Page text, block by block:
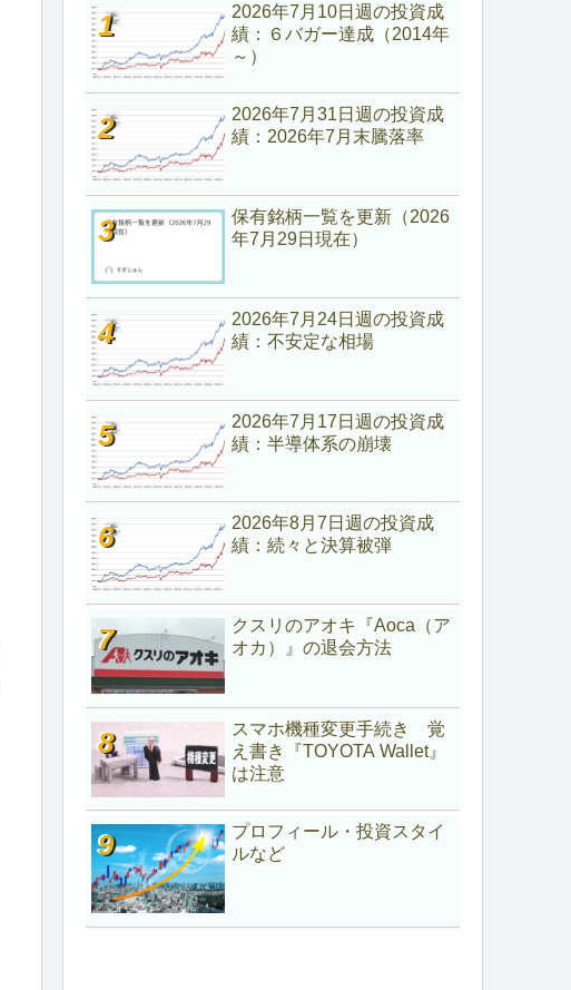
2026年7月10日週の投資成
績：６バガー達成（2014年
～）
2026年7月31日週の投資成
績：2026年7月末騰落率
保有銘柄一覧を更新（2026
年7月29日現在）
2026年7月24日週の投資成
績：不安定な相場
2026年7月17日週の投資成
績：半導体系の崩壊
2026年8月7日週の投資成
績：続々と決算被弾
クスリのアオキ『Aoca（ア
オカ）』の退会方法
スマホ機種変更手続き 覚
え書き『TOYOTA Wallet』
は注意
プロフィール・投資スタイ
ルなど